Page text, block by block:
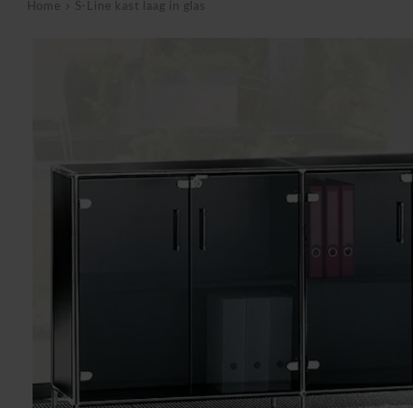
Home S-Line kast laag in glas